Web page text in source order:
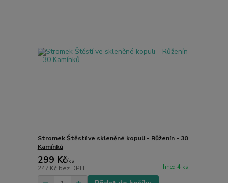
Stromek Štěstí ve skleněné kopuli - Růženín - 30
Kamínků
299 Kč/ks
247 Kč bez DPH ihned 4 ks